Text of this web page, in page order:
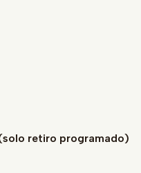
retiro programado)